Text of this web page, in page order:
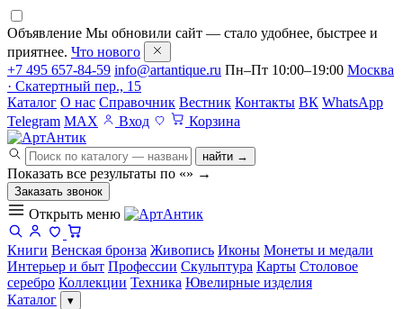
Объявление Мы обновили сайт — стало удобнее, быстрее и
приятнее. Что нового
+7 495 657-84-59 info@artantique.ru Пн–Пт 10:00–19:00 Москва
· Скатертный пер., 15
Каталог О нас Справочник Вестник Контакты ВК WhatsApp
Telegram MAX Вход Корзина
найти →
Показать все результаты по «» →
Заказать звонок
Открыть меню
Книги Венская бронза Живопись Иконы Монеты и медали
Интерьер и быт Профессии Скульптура Карты Столовое
серебро Коллекции Техника Ювелирные изделия
Каталог
▾